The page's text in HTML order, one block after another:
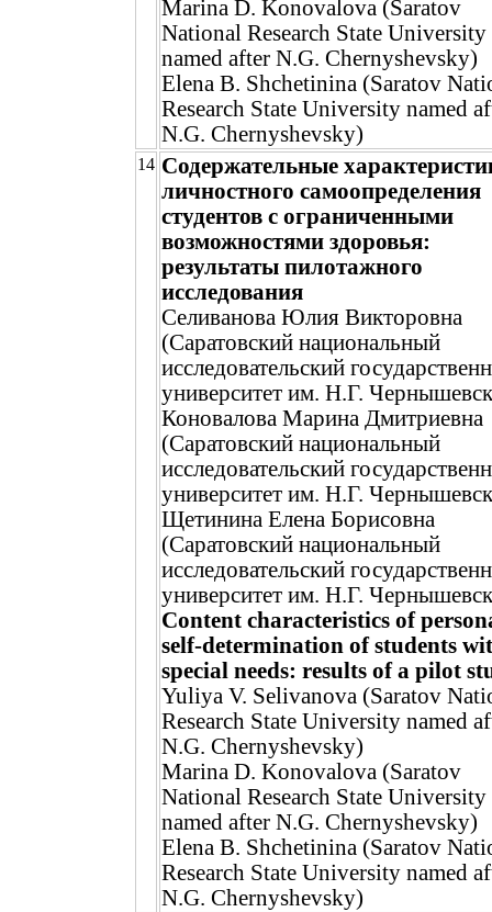
Marina D. Konovalova (Saratov
National Research State University
named after N.G. Chernyshevsky)
Elena B. Shchetinina (Saratov
Research State University named
N.G. Chernyshevsky)
14 Содержательные
личностного самоопределения
студентов с ограниченными
возможностями здоровья:
результаты пилотажного
исследования
Селиванова Юлия Викторовна
(Саратовский национальный
исследовательский
университет им. Н.Г.
Коновалова Марина Дмитриевна
(Саратовский национальный
исследовательский
университет им. Н.Г.
Щетинина Елена Борисовна
(Саратовский национальный
исследовательский
университет им. Н.Г.
Content characteristics of
self-determination of students
special needs: results of a pilot
Yuliya V. Selivanova (Saratov
Research State University named
N.G. Chernyshevsky)
Marina D. Konovalova (Saratov
National Research State University
named after N.G. Chernyshevsky)
Elena B. Shchetinina (Saratov
Research State University named
N.G. Chernyshevsky)